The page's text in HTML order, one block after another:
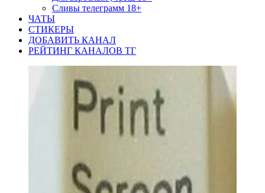
Сливы телеграмм 18+
ЧАТЫ
СТИКЕРЫ
ДОБАВИТЬ КАНАЛ
РЕЙТИНГ КАНАЛОВ ТГ